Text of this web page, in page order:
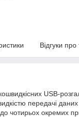
Відгуки про
USB-
передачі
чотирьох окремих